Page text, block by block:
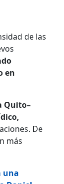
de las
en
Quito–
De
más
una